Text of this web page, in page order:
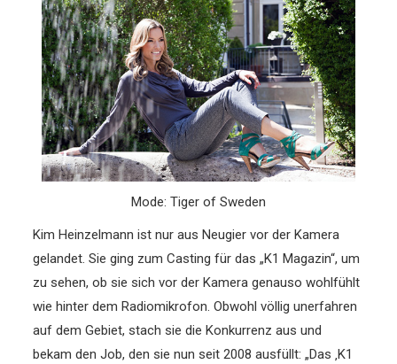
Mode: Tiger of Sweden
Kim Heinzelmann ist nur aus Neugier vor der Kamera
gelandet. Sie ging zum Casting für das „K1 Magazin“, um
zu sehen, ob sie sich vor der Kamera genauso wohlfühlt
wie hinter dem Radiomikrofon. Obwohl völlig unerfahren
auf dem Gebiet, stach sie die Konkurrenz aus und
bekam den Job, den sie nun seit 2008 ausfüllt: „Das ‚K1